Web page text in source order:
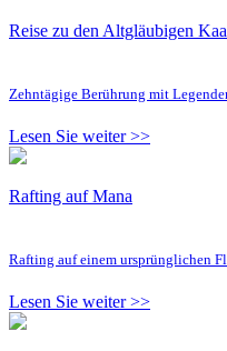
Reise zu den Altgläubigen
Zehntägige Berührung mit
Lesen Sie weiter >>
Rafting auf Mana
Rafting auf einem ursprünglichen
Lesen Sie weiter >>